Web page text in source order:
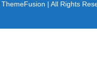
ThemeFusion | All Rights